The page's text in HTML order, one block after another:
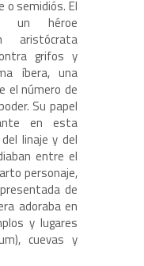
o semidiós. El
un héroe
aristócrata
grifos y
íbera, una
el número de
Su papel
en esta
linaje y del
entre el
personaje,
de
adoraba en
y lugares
cuevas y